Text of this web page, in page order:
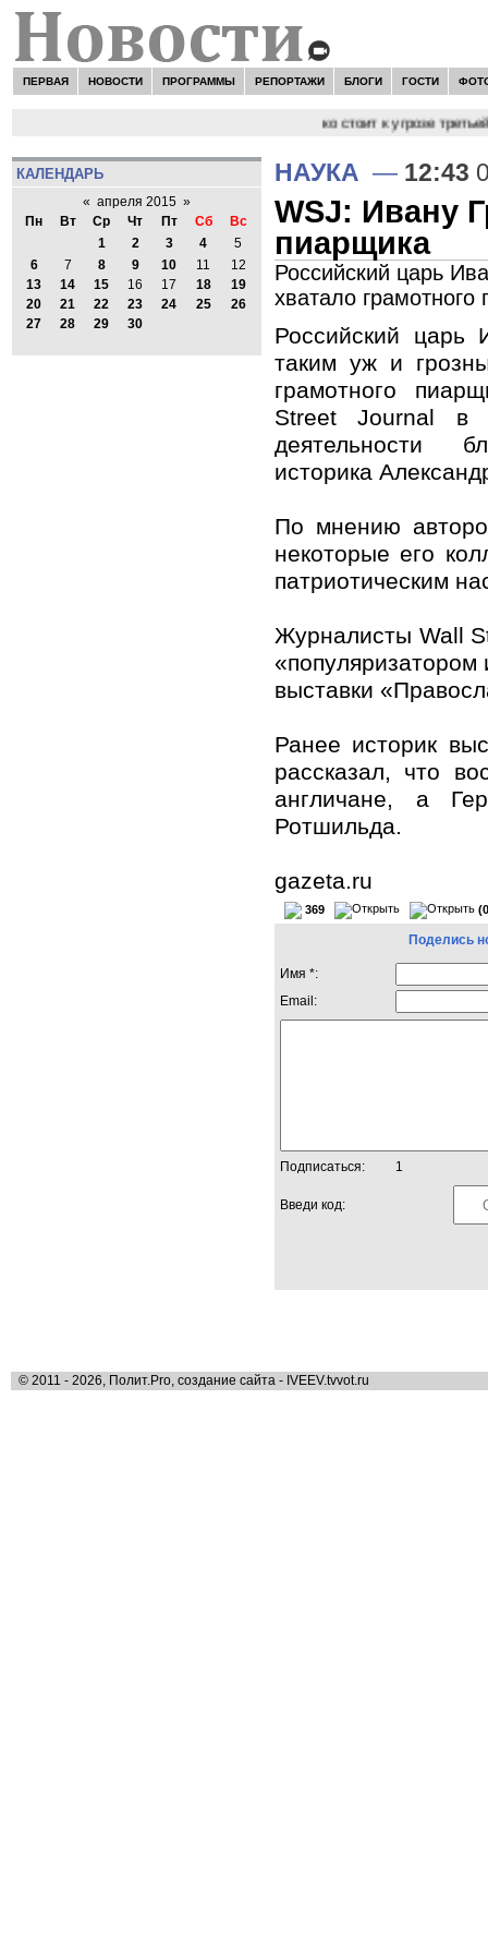
ПЕРВАЯ НОВОСТИ ПРОГРАММЫ РЕПОРТАЖИ БЛОГИ ГОСТИ
Сергей Цыпляев "Мир как никогда близко стоит к угрозе
КАЛЕНДАРЬ
« апреля 2015 »
Пн
Вт Ср Чт Пт Сб
Вс
1
2 3 4
5
6
7 8 9 10 11
12
13
14 15 16 17 18
19
20
21 22 23 24 25
26
27
28 29 30
НАУКА — 12:43
WSJ: Ивану
пиарщика
Российский царь
хватало грамотного
Российский
таким уж и
грамотного
Street Journal в
деятельности
историка
По мнению
некоторые его
патриотическим
Журналисты Wall
«популяризатором
выставки
Ранее историк
рассказал, что
англичане, а
Ротшильда.
gazeta.ru
369
Поделись
Имя *:
Email:
Подписаться: 1
Введи код:
© 2011 - 2026, Полит.Pro, создание сайта - IVEEV.tvvot.ru